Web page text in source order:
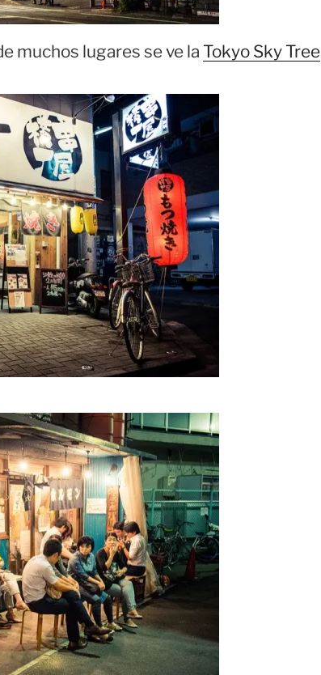
muchos lugares se ve laTokyo Sky Tree